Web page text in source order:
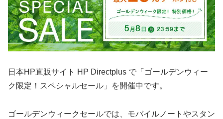
日本HP直販サイト HP Directplus で「ゴールデンウィー
ク限定！スペシャルセール」を開催中です。
ゴールデンウィークセールでは、モバイルノートやスタン